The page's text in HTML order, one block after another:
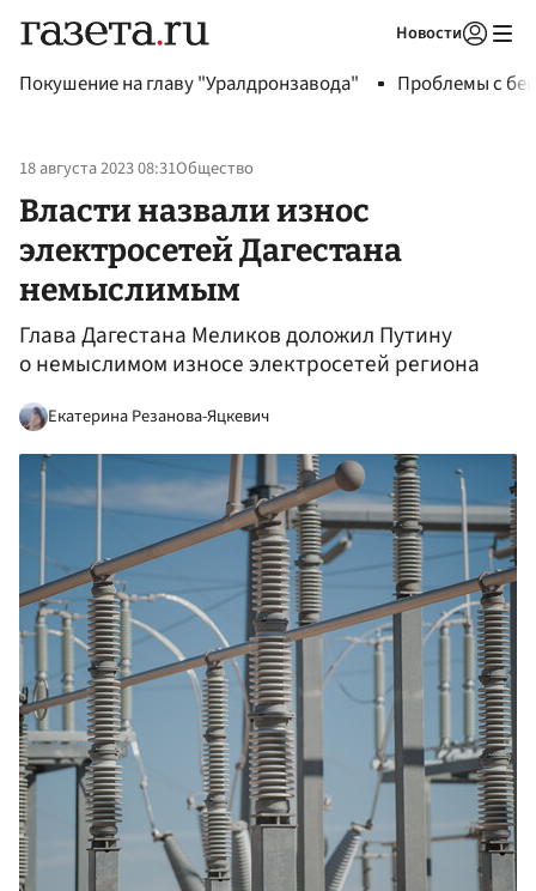
Новости
Покушение на главу "Уралдронзавода" Проблемы с
18 августа 2023 08:31Общество
Власти назвали износ
электросетей Дагестана
немыслимым
Глава Дагестана Меликов доложил Путину
о немыслимом износе электросетей региона
Екатерина Резанова-Яцкевич